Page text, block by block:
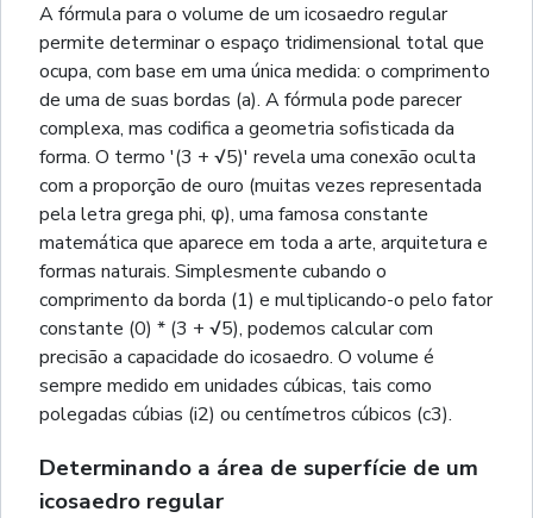
A fórmula para o volume de um icosaedro regular
permite determinar o espaço tridimensional total que
ocupa, com base em uma única medida: o comprimento
de uma de suas bordas (a). A fórmula pode parecer
complexa, mas codifica a geometria sofisticada da
forma. O termo '(3 + √5)' revela uma conexão oculta
com a proporção de ouro (muitas vezes representada
pela letra grega phi, φ), uma famosa constante
matemática que aparece em toda a arte, arquitetura e
formas naturais. Simplesmente cubando o
comprimento da borda (1) e multiplicando-o pelo fator
constante (0) * (3 + √5), podemos calcular com
precisão a capacidade do icosaedro. O volume é
sempre medido em unidades cúbicas, tais como
polegadas cúbias (i2) ou centímetros cúbicos (c3).
Determinando a área de superfície de um
icosaedro regular